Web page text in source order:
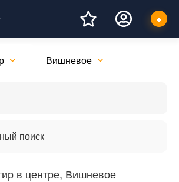
Вишневое
поиск
в центре, Вишневое